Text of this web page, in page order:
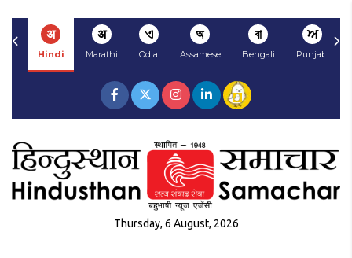
अ
Hindi
अ
Marathi
ଏ
Odia
অ
Assamese
বা
Bengali
ਅ
Punjabi
Thursday, 6 August, 2026